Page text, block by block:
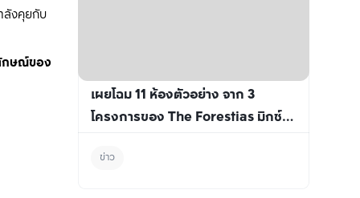
ลังคุยกับ
ษณ์ของ
เผยโฉม 11 ห้องตัวอย่าง จาก 3
โครงการของ The Forestias มิกซ์ยู
ข่าว